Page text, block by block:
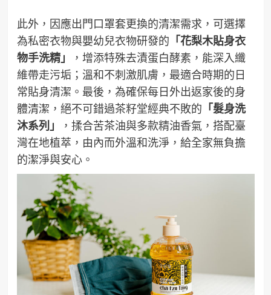
此外，因應出門口罩套更換的清潔需求，可選擇
為私密衣物與嬰幼兒衣物研發的 「花梨木貼身衣
物手洗精」
，增添特殊去漬蛋白酵素，能深入纖
維帶走污垢；溫和不刺激肌膚，最適合時期的日
常貼身清潔。最後，為確保每日外出返家後的身
體清潔，絕不可錯過茶籽堂經典不敗的 「髮身洗
沐系列 」
，揉合苦茶油與多款精油香氣，搭配臺
灣在地植萃，由內而外溫和洗淨，給全家無負擔
的潔淨與安心。